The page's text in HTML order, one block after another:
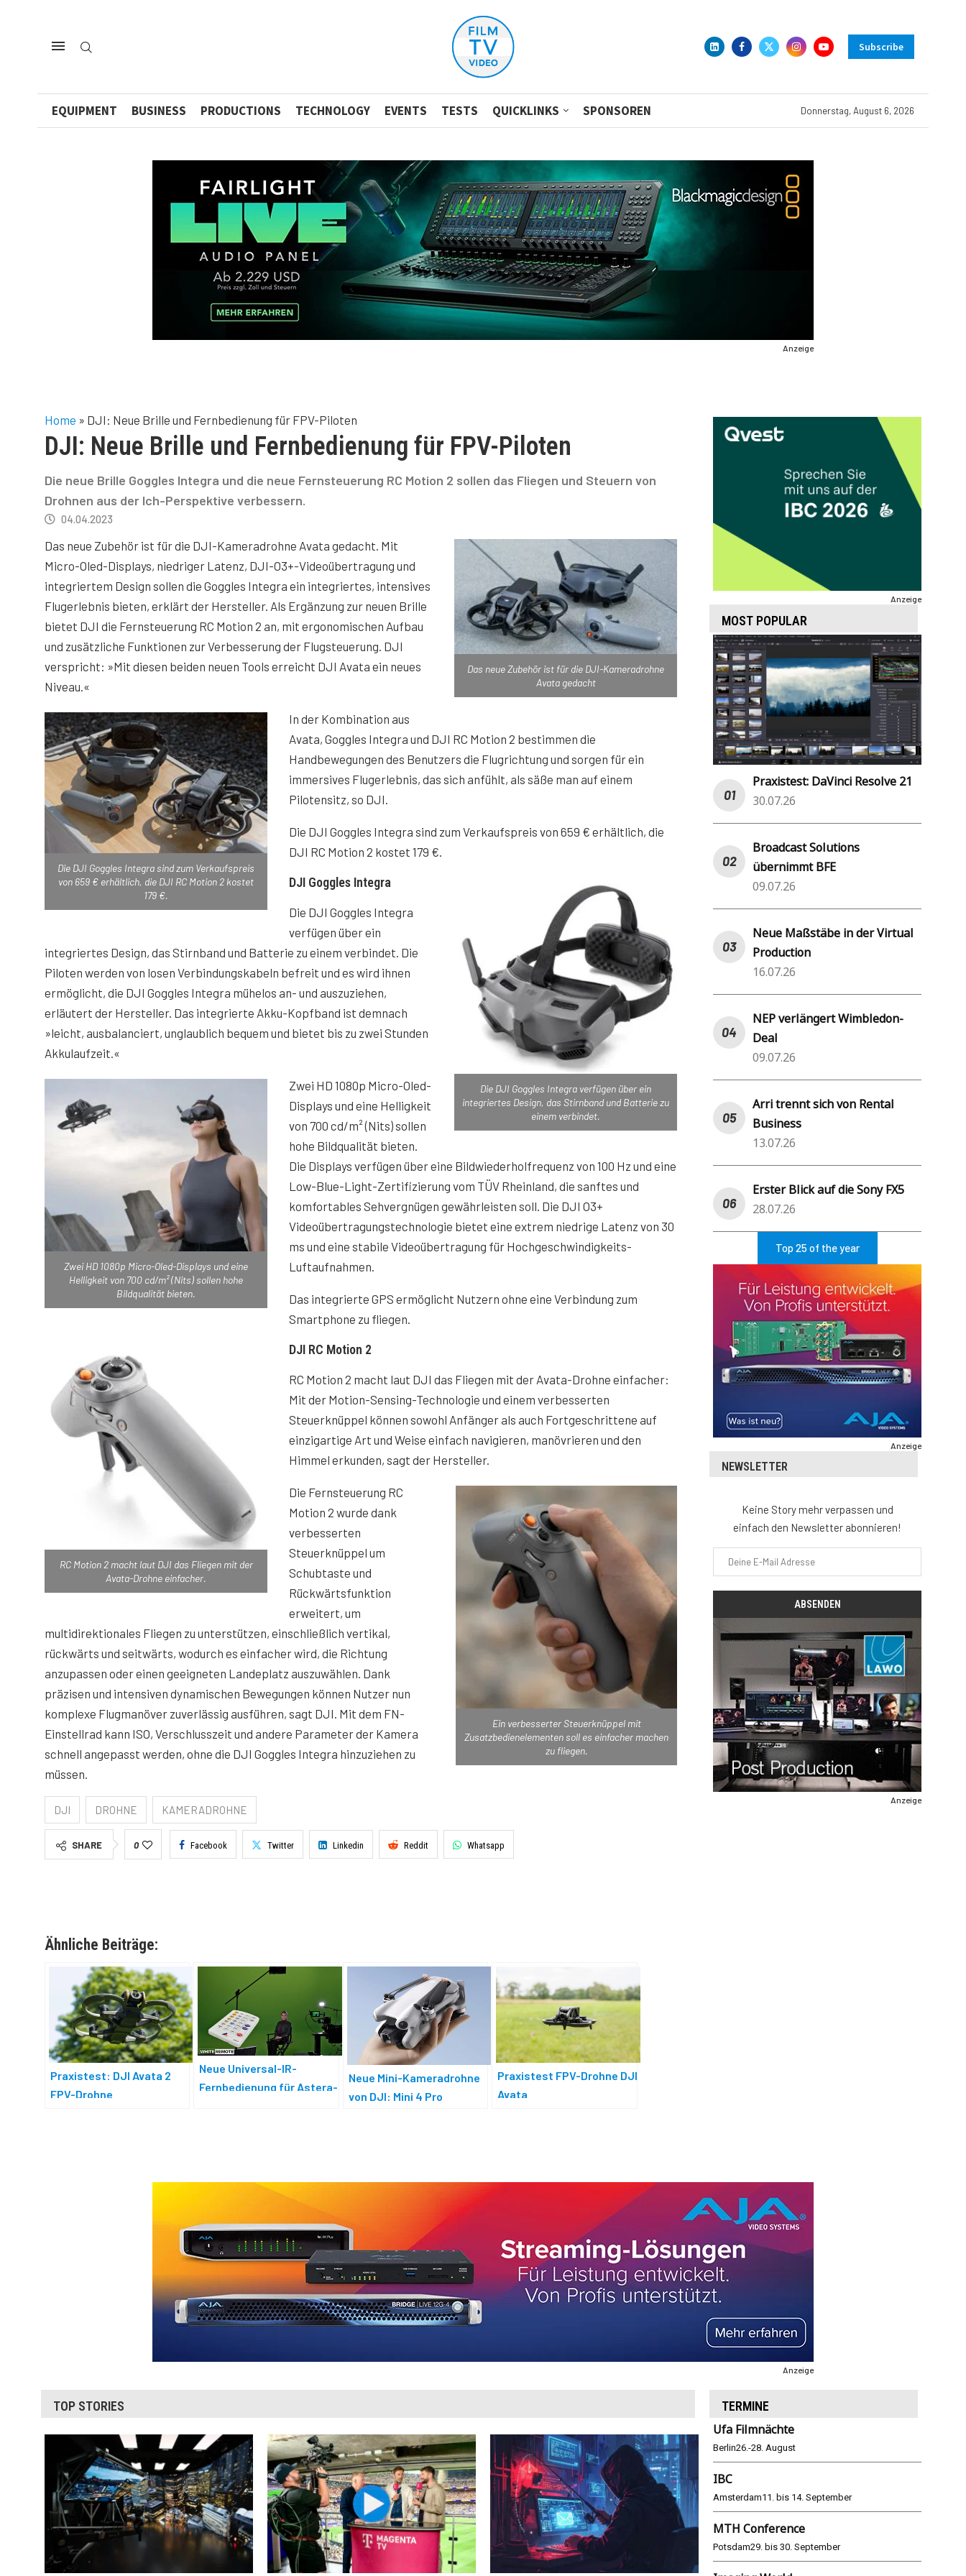
Subscribe
EQUIPMENT BUSINESS PRODUCTIONS TECHNOLOGY EVENTS TESTS QUICKLINKS SPONSOREN Donnerstag, August 6, 2026
Anzeige
Home » DJI: Neue Brille und Fernbedienung für FPV-Piloten
DJI: Neue Brille und Fernbedienung für FPV-Piloten
Die neue Brille Goggles Integra und die neue Fernsteuerung RC Motion 2 sollen das Fliegen und Steuern von
Drohnen aus der Ich-Perspektive verbessern.
04.04.2023
Das neue Zubehör ist für die DJI-Kameradrohne
Avata gedacht
Das neue Zubehör ist für die DJI-Kameradrohne Avata gedacht. Mit
Micro-Oled-Displays, niedriger Latenz, DJI-O3+-Videoübertragung und
integriertem Design sollen die Goggles Integra ein integriertes, intensives
Flugerlebnis bieten, erklärt der Hersteller. Als Ergänzung zur neuen Brille
bietet DJI die Fernsteuerung RC Motion 2 an, mit ergonomischen Aufbau
und zusätzliche Funktionen zur Verbesserung der Flugsteuerung. DJI
verspricht: »Mit diesen beiden neuen Tools erreicht DJI Avata ein neues
Niveau.«
Die DJI Goggles Integra sind zum Verkaufspreis
von 659 € erhältlich, die DJI RC Motion 2 kostet
179 €.
In der Kombination aus
Avata, Goggles Integra und DJI RC Motion 2 bestimmen die
Handbewegungen des Benutzers die Flugrichtung und sorgen für ein
immersives Flugerlebnis, das sich anfühlt, als säße man auf einem
Pilotensitz, so DJI.
Die DJI Goggles Integra sind zum Verkaufspreis von 659 € erhältlich, die
DJI RC Motion 2 kostet 179 €.
Die DJI Goggles Integra verfügen über ein
integriertes Design, das Stirnband und Batterie zu
einem verbindet.
DJI Goggles Integra
Die DJI Goggles Integra
verfügen über ein
integriertes Design, das Stirnband und Batterie zu einem verbindet. Die
Piloten werden von losen Verbindungskabeln befreit und es wird ihnen
ermöglicht, die DJI Goggles Integra mühelos an- und auszuziehen,
erläutert der Hersteller. Das integrierte Akku-Kopfband ist demnach
»leicht, ausbalanciert, unglaublich bequem und bietet bis zu zwei Stunden
Akkulaufzeit.«
Zwei HD 1080p Micro-Oled-Displays und eine
Helligkeit von 700 cd/m² (Nits) sollen hohe
Bildqualität bieten.
Zwei HD 1080p Micro-Oled-
Displays und eine Helligkeit
von 700 cd/m² (Nits) sollen
hohe Bildqualität bieten.
Die Displays verfügen über eine Bildwiederholfrequenz von 100 Hz und eine
Low-Blue-Light-Zertifizierung vom TÜV Rheinland, die sanftes und
komfortables Sehvergnügen gewährleisten soll. Die DJI O3+
Videoübertragungstechnologie bietet eine extrem niedrige Latenz von 30
ms und eine stabile Videoübertragung für Hochgeschwindigkeits-
Luftaufnahmen.
Das integrierte GPS ermöglicht Nutzern ohne eine Verbindung zum
Smartphone zu fliegen.
RC Motion 2 macht laut DJI das Fliegen mit der
Avata-Drohne einfacher.
DJI RC Motion 2
RC Motion 2 macht laut DJI das Fliegen mit der Avata-Drohne einfacher:
Mit der Motion-Sensing-Technologie und einem verbesserten
Steuerknüppel können sowohl Anfänger als auch Fortgeschrittene auf
einzigartige Art und Weise einfach navigieren, manövrieren und den
Himmel erkunden, sagt der Hersteller.
Ein verbesserter Steuerknüppel mit
Zusatzbedienelementen soll es einfacher machen
zu fliegen.
Die Fernsteuerung RC
Motion 2 wurde dank
verbesserten
Steuerknüppel um
Schubtaste und
Rückwärtsfunktion
erweitert, um
multidirektionales Fliegen zu unterstützen, einschließlich vertikal,
rückwärts und seitwärts, wodurch es einfacher wird, die Richtung
anzupassen oder einen geeigneten Landeplatz auszuwählen. Dank
präzisen und intensiven dynamischen Bewegungen können Nutzer nun
komplexe Flugmanöver zuverlässig ausführen, sagt DJI. Mit dem FN-
Einstellrad kann ISO, Verschlusszeit und andere Parameter der Kamera
schnell angepasst werden, ohne die DJI Goggles Integra hinzuziehen zu
müssen.
DJI DROHNE KAMERADROHNE
SHARE 0 Facebook Twitter Linkedin Reddit Whatsapp
Ähnliche Beiträge:
Praxistest: DJI Avata 2
FPV-Drohne
Neue Universal-IR-
Fernbedienung für Astera-
Neue Mini-Kameradrohne
von DJI: Mini 4 Pro
Praxistest FPV-Drohne DJI
Avata
Anzeige
MOST POPULAR
Praxistest: DaVinci Resolve 21
30.07.26
Broadcast Solutions
übernimmt BFE
09.07.26
Neue Maßstäbe in der Virtual
Production
16.07.26
NEP verlängert Wimbledon-
Deal
09.07.26
Arri trennt sich von Rental
Business
13.07.26
Erster Blick auf die Sony FX5
28.07.26
Top 25 of the year
Anzeige
NEWSLETTER
Keine Story mehr verpassen und
einfach den Newsletter abonnieren!
Anzeige
Anzeige
TOP STORIES TERMINE
Ufa Filmnächte
Berlin26.-28. August
IBC
Amsterdam11. bis 14. September
MTH Conference
Potsdam29. bis 30. September